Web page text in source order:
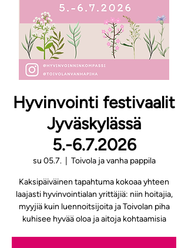
Hyvinvointi festivaalit
Jyväskylässä
5.-6.7.2026
su 05.7.
  |
Toivola ja vanha pappila
Kaksipäiväinen tapahtuma kokoaa yhteen
laajasti hyvinvointialan yrittäjiä: niin hoitajia,
myyjiä kuin luennoitsijoita ja Toivolan piha
kuhisee hyvää oloa ja aitoja kohtaamisia